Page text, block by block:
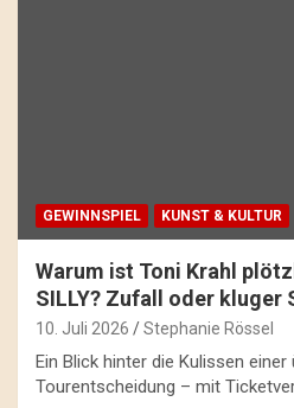
GEWINNSPIEL KUNST & KULTUR
Warum ist Toni Krahl
SILLY? Zufall oder kluger
10. Juli 2026 Stephanie Rössel
Ein Blick hinter die Kulissen
Tourentscheidung – mit